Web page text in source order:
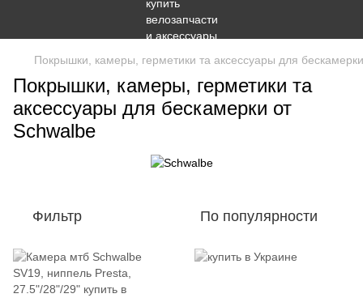
Покрышки, камеры, герметики та аксессуары для
Покрышки, камеры, герметики та
аксессуары для бескамерки от
Schwalbe
Фильтр По популярности